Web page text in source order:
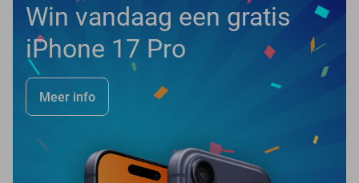
Win vandaag een gratis
iPhone 17 Pro
Meer info